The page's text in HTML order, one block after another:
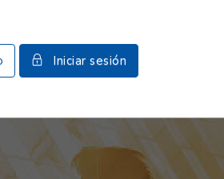
Iniciar sesión